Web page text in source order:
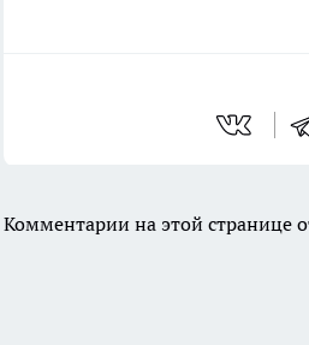
Комментарии на этой странице